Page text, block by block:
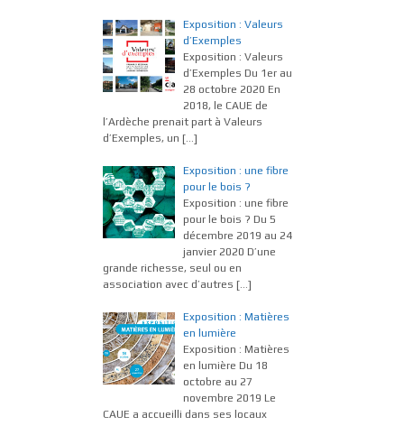
Exposition : Valeurs
d’Exemples
Exposition : Valeurs
d’Exemples Du 1er au
28 octobre 2020 En
2018, le CAUE de
l’Ardèche prenait part à Valeurs
d’Exemples, un […]
Exposition : une fibre
pour le bois ?
Exposition : une fibre
pour le bois ? Du 5
décembre 2019 au 24
janvier 2020 D’une
grande richesse, seul ou en
association avec d’autres […]
Exposition : Matières
en lumière
Exposition : Matières
en lumière Du 18
octobre au 27
novembre 2019 Le
CAUE a accueilli dans ses locaux